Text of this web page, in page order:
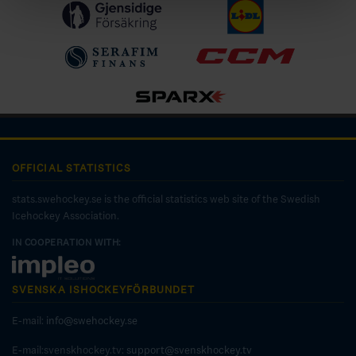
OFFICIAL STATISTICS
stats.swehockey.se is the official statistics web site of the Swedish
Icehockey Association.
IN COOPERATION WITH:
SVENSKA ISHOCKEYFÖRBUNDET
E-mail: info@swehockey.se
E-mail:svenskhockey.tv: support@svenskhockey.tv